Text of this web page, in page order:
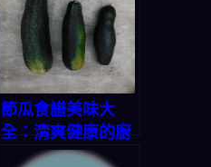
節瓜食譜美味大
全：清爽健康的廚
房寶藏